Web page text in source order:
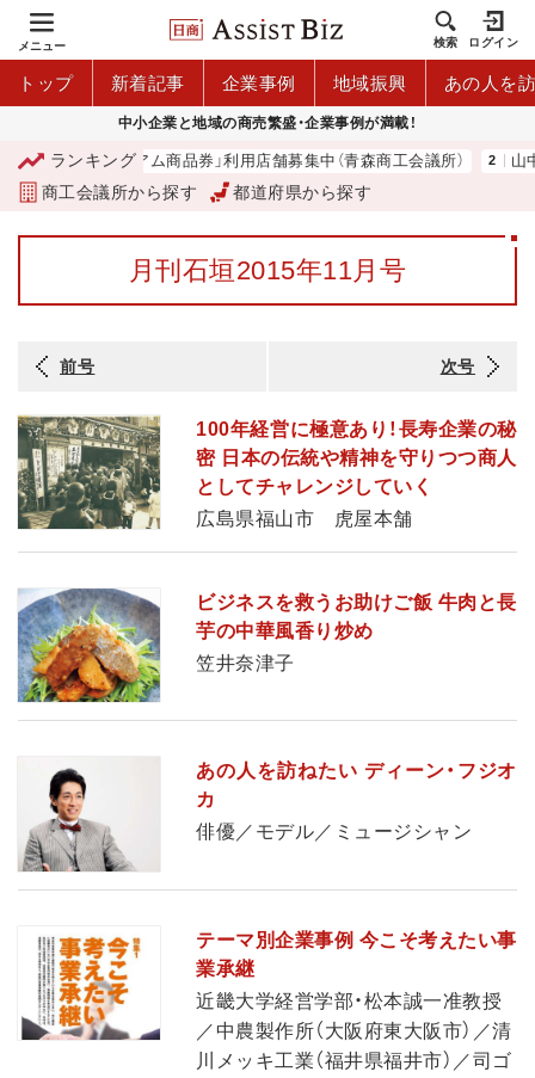
メニュー 検索 ログイン
トップ 新着記事 企業事例 地域振興 あの人を
中小企業と地域の商売繁盛・企業事例が満載！
ランキング
「青森市プレミアム商品券」利用店舗募集中（青森商工会議所） 山中
商工会議所から探す 都道府県から探す
月刊石垣2015年11月号
前号 次号
100年経営に極意あり！長寿企業の秘
密 日本の伝統や精神を守りつつ商人
としてチャレンジしていく
広島県福山市 虎屋本舗
ビジネスを救うお助けご飯 牛肉と長
芋の中華風香り炒め
笠井奈津子
あの人を訪ねたい ディーン・フジオ
カ
俳優／モデル／ミュージシャン
テーマ別企業事例 今こそ考えたい事
業承継
近畿大学経営学部・松本誠一准教授
／中農製作所（大阪府東大阪市）／清
川メッキ工業（福井県福井市）／司ゴ